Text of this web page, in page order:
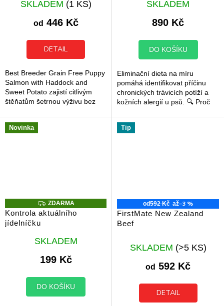
hodnocení
produktu
je
z
SKLADEM (1 KS)
od 446 Kč
DETAIL
Best Breeder Grain Free Puppy
Salmon with Haddock and
Sweet Potato zajistí citlivým
štěňatům šetrnou výživu bez
hodnocení
produktu
je
z
SKLADEM
890 Kč
DO KOŠÍKU
Eliminační dieta na míru
pomáhá identifikovat příčinu
chronických trávicích potíží a
kožních alergií u psů. 🔍 Proč
váš pes trpí opakovaným...
Novinka
Z
D
A
A
ZDARMA
Kontrola aktuálního
jídelníčku
Průměrné
hodnocení
produktu
je
z
SKLADEM
199 Kč
DO KOŠÍKU
Tip
od592 Kč až–3 %
FirstMate New Zealand
Beef
SKLADEM (>5 KS)
od 592 Kč
DETAIL